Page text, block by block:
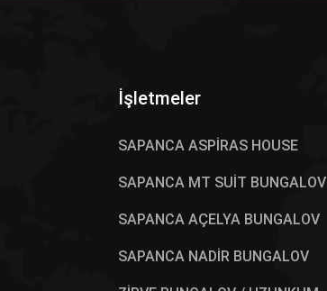
İşletmeler
SAPANCA ASPİRAS HOUSE
SAPANCA MT SUİT BUNGALOV
SAPANCA AÇELYA BUNGALOV
SAPANCA NADİR BUNGALOV